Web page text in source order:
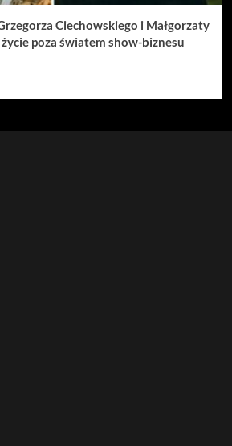
Ciechowskiego i Małgorzaty
poza światem show-biznesu